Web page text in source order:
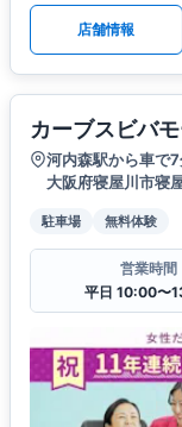
店舗情報
カーブスビバ
河内森駅から車で
大阪府寝屋川市寝
駐車場 無料体験
営業時間
平日 10:00〜